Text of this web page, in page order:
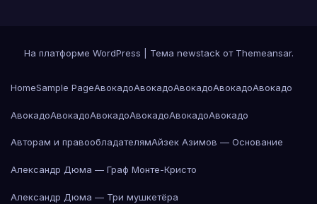
На платформе WordPress Тема newstack от Themeansar.
HomeSample PageАвокадоАвокадоАвокадоАвокадоАвокадо
АвокадоАвокадоАвокадоАвокадоАвокадоАвокадо
Авторам и правообладателямАйзек Азимов — Основание
Александр Дюма — Граф Монте-Кристо
Александр Дюма — Три мушкетёра